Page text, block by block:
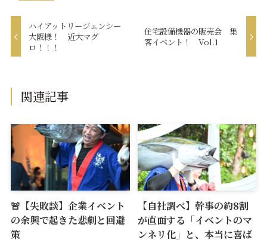
ハイアットリージェンシー
大阪様！ 近大マグ
ロ！！！
住宅設備機器の販売会 集
客イベント！ Vol.1
関連記事
🚨【失敗談】企業イベント
の余興で起きた悲劇と回避
策
【自社調べ】幹事の約8割
が直面する「イベントのマ
ンネリ化」と、本当に喜ば